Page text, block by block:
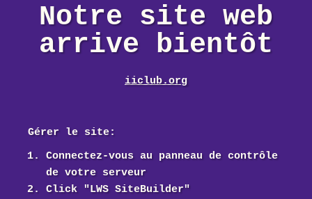
Notre site web
arrive bientôt
iiclub.org
Gérer le site:
Connectez-vous au panneau de contrôle
de votre serveur
Click "LWS SiteBuilder"